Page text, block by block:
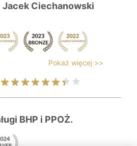
Jacek Ciechanowski
Pokaż więcej >>
BHP i PPOŻ.